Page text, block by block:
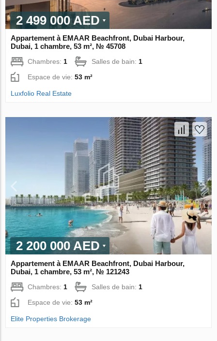
2 499 000 AED
Appartement à EMAAR Beachfront, Dubai Harbour,
Dubai, 1 chambre, 53 m², № 45708
Chambres: 1 Salles de bain: 1
Espace de vie:53 m²
Luxfolio Real Estate
2 200 000 AED
Appartement à EMAAR Beachfront, Dubai Harbour,
Dubai, 1 chambre, 53 m², № 121243
Chambres: 1 Salles de bain: 1
Espace de vie:53 m²
Elite Properties Brokerage